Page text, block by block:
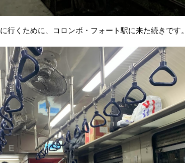
に行くために、コロンボ・フォート駅に来た続きです。